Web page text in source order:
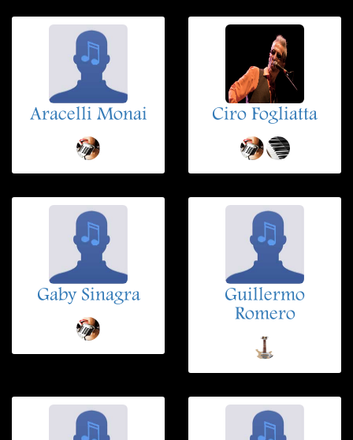
Aracelli Monai Ciro Fogliatta
Gaby Sinagra
Guillermo
Romero